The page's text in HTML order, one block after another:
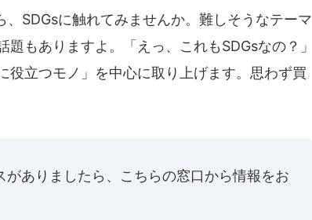
SDGsに触れてみませんか。難しそうなテーマ
もありますよ。「えっ、これもSDGsなの？」
役立つモノ」を中心に取り上げます。思わず買
ありましたら、 こちらの窓口から情報をお